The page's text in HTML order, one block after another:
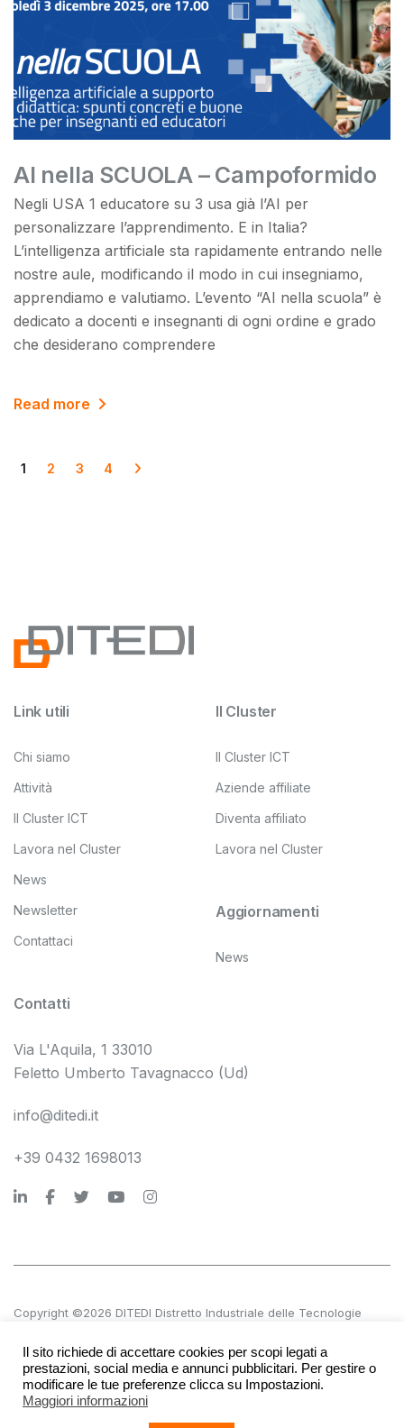
AI nella SCUOLA – Campoformido
Negli USA 1 educatore su 3 usa già l’AI per
personalizzare l’apprendimento. E in Italia?
L’intelligenza artificiale sta rapidamente entrando nelle
nostre aule, modificando il modo in cui insegniamo,
apprendiamo e valutiamo. L’evento “AI nella scuola” è
dedicato a docenti e insegnanti di ogni ordine e grado
che desiderano comprendere
Read more
1 2 3 4
Link utili
Chi siamo
Attività
Il Cluster ICT
Lavora nel Cluster
News
Newsletter
Contattaci
Il Cluster
Il Cluster ICT
Aziende affiliate
Diventa affiliato
Lavora nel Cluster
Aggiornamenti
News
Contatti
Via L'Aquila, 1 33010
Feletto Umberto Tavagnacco (Ud)
info@ditedi.it
+39 0432 1698013
Copyright ©2026 DITEDI Distretto Industriale delle Tecnologie
P.IVA 02561380300 | REA UD 270601
Il sito richiede di accettare cookies per scopi legati a
prestazioni, social media e annunci pubblicitari. Per gestire o
modificare le tue preferenze clicca su Impostazioni.
Maggiori informazioni